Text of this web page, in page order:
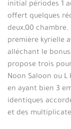
initial périodes 1
offert quelques
deux,00
première kyrielle
alléchant le
propose trois
Noon Saloon ou
en ayant bien 3
identiques
et des